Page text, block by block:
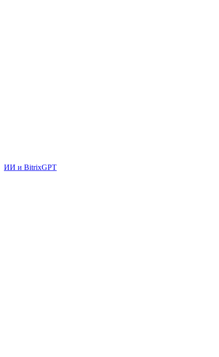
ИИ и BitrixGPT